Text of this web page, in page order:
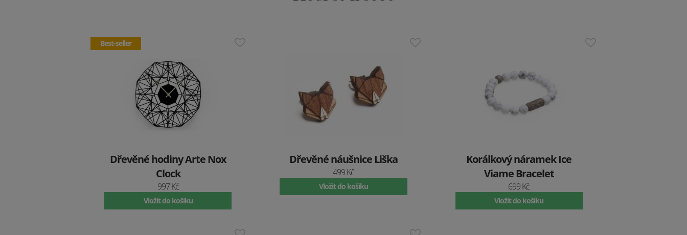
Best-seller
Dřevěné hodiny Arte Nox
Clock
997 Kč
Vložit do košíku
Dřevěné náušnice Liška
499 Kč
Vložit do košíku
Korálkový náramek Ice
Viame Bracelet
699 Kč
Vložit do košíku